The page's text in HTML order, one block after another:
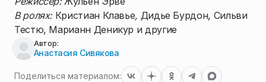
В ролях: Кристиан Клавье, Дидье Бурдон, Сильви
Тестю, Марианн Деникур и другие
Автор:
Анастасия Сивякова
Поделиться материалом: